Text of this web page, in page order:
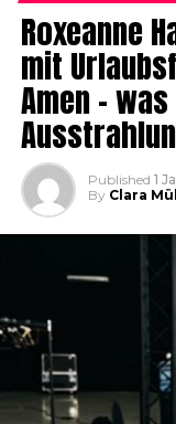
Roxeanne
mit
Amen –
Published 1
By Clara